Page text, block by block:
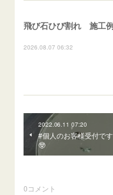
2026.08.07 06:32
2022.06.11 07:20
#個人のお客様受付です
🤓
0コメント